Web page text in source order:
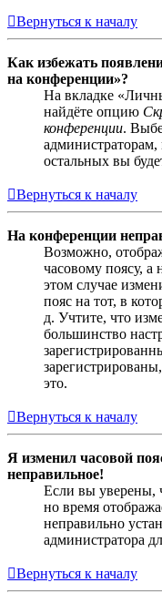
Вернуться к началу
Как избежать
на конференции»?
На вкладке
найдёте опцию
конференции.
администраторам,
остальных вы
Вернуться к началу
На конференции
Возможно,
часовому поясу, а
этом случае
пояс на тот, в
д. Учтите, что
большинство
это.
Вернуться к началу
Я изменил часовой
неправильное!
Если вы уверены,
но время
неправильно
администратора
Вернуться к началу